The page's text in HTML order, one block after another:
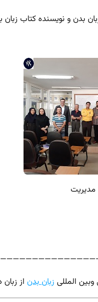
بدن و نویسنده کتاب زبان
مدیریت
المللی زبان بدن از زبان